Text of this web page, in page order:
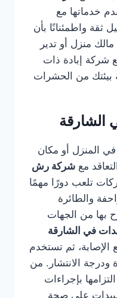
خدماتها مع
ثقة واطمئنانًا بأن
منزل أو تدير
شركة إبادة ذات
بيئتك من الحشرات
المنزل أو مكان
مع شركة رش
تلعب دورًا مهمًا
والطائرة
بها من الجهات
في الشارقة
الإصابة، ثم تستخدم
الانتشار. من
بإجراءات
على صحة